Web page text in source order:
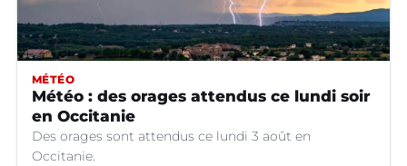
MÉTÉO
Météo : des orages attendus ce lundi soir
en Occitanie
Des orages sont attendus ce lundi 3 août en
Occitanie.